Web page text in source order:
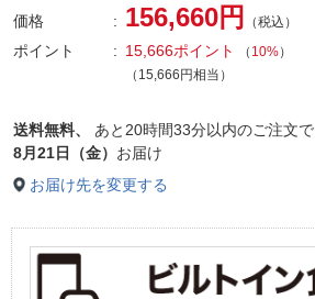
価格 156,660円 （税込）
ポイント 15,666ポイント （ 10%）
（15,666円相当）
送料無料、 あと 20時間33分以内のご注文で
8月21日（金） お届け
お届け先を変更する